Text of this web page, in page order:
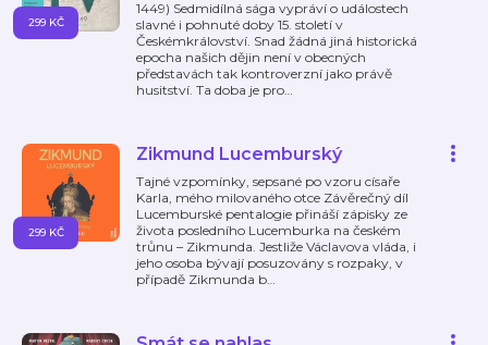
1449) Sedmidílná sága vypráví o událostech
slavné i pohnuté doby 15. století v
Českémkrálovství. Snad žádná jiná historická
epocha našich dějin není v obecných
představách tak kontroverzní jako právě
husitství. Ta doba je pro…
299 KČ
Zikmund Lucemburský
Tajné vzpomínky, sepsané po vzoru císaře
Karla, mého milovaného otce Závěrečný díl
Lucemburské pentalogie přináší zápisky ze
života posledního Lucemburka na českém
trůnu – Zikmunda. Jestliže Václavova vláda, i
jeho osoba bývají posuzovány s rozpaky, v
případě Zikmunda b…
299 KČ